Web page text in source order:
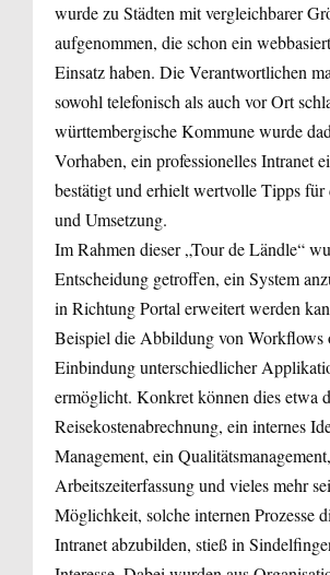
wurde zu Städten mit vergleichbarer
aufgenommen, die schon ein
Einsatz haben. Die Verantwortlichen
sowohl telefonisch als auch vor Ort
württembergische Kommune wurde
Vorhaben, ein professionelles Intranet
bestätigt und erhielt wertvolle Tipps
und Umsetzung.
Im Rahmen dieser „Tour de Ländle“
Entscheidung getroffen, ein System
in Richtung Portal erweitert werden
Beispiel die Abbildung von Workflows
Einbindung unterschiedlicher
ermöglicht. Konkret können dies etwa
Reisekostenabrechnung, ein internes
Management, ein
Arbeitszeiterfassung und vieles mehr
Möglichkeit, solche internen Prozesse
Intranet abzubilden, stieß in